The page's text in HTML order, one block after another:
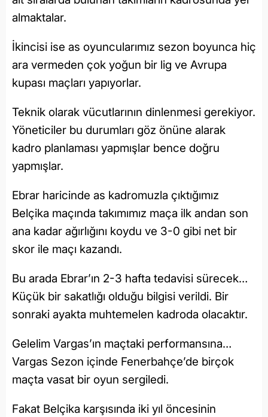
almaktalar.
İkincisi ise as oyuncularımız sezon boyunca hiç
ara vermeden çok yoğun bir lig ve Avrupa
kupası maçları yapıyorlar.
Teknik olarak vücutlarının dinlenmesi gerekiyor.
Yöneticiler bu durumları göz önüne alarak
kadro planlaması yapmışlar bence doğru
yapmışlar.
Ebrar haricinde as kadromuzla çıktığımız
Belçika maçında takımımız maça ilk andan son
ana kadar ağırlığını koydu ve 3-0 gibi net bir
skor ile maçı kazandı.
Bu arada Ebrar’ın 2-3 hafta tedavisi sürecek…
Küçük bir sakatlığı olduğu bilgisi verildi. Bir
sonraki ayakta muhtemelen kadroda olacaktır.
Gelelim Vargas’ın maçtaki performansına…
Vargas Sezon içinde Fenerbahçe’de birçok
maçta vasat bir oyun sergiledi.
Fakat Belçika karşısında iki yıl öncesinin